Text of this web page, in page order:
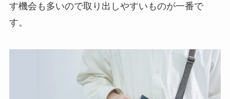
す機会も多いので取り出しやすいものが一番で
す。